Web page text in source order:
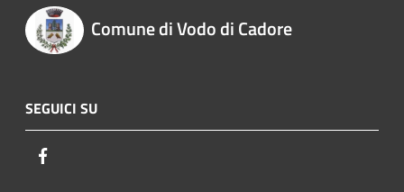
Comune di Vodo di Cadore
SEGUICI SU